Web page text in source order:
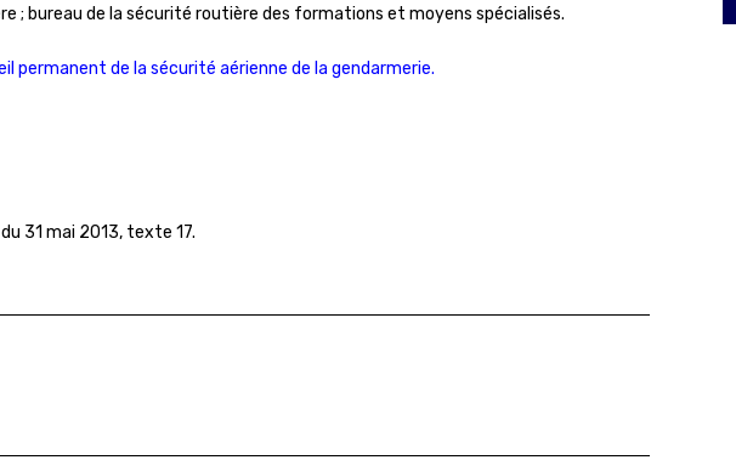
; bureau de la sécurité routière des formations et moyens spécialisés.
permanent de la sécurité aérienne de la gendarmerie.
du 31 mai 2013, texte 17.